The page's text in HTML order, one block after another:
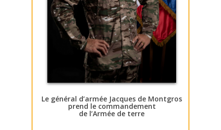
Le général d’armée Jacques de Montgros
prend le commandement
de l’Armée de terre